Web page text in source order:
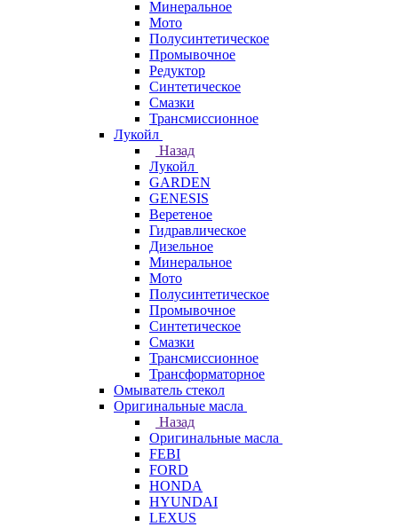
Минеральное
Мото
Полусинтетическое
Промывочное
Редуктор
Синтетическое
Смазки
Трансмиссионное
Лукойл
Назад
Лукойл
GARDEN
GENESIS
Веретеное
Гидравлическое
Дизельное
Минеральное
Мото
Полусинтетическое
Промывочное
Синтетическое
Смазки
Трансмиссионное
Трансформаторное
Омыватель стекол
Оригинальные масла
Назад
Оригинальные масла
FEBI
FORD
HONDA
HYUNDAI
LEXUS